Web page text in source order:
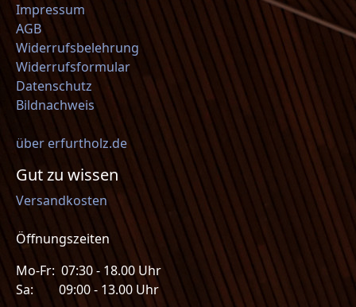
Impressum
AGB
Widerrufsbelehrung
Widerrufsformular
Datenschutz
Bildnachweis
über erfurtholz.de
Gut zu wissen
Versandkosten
Öffnungszeiten
Mo-Fr: 07:30 - 18.00 Uhr
Sa: 09:00 - 13.00 Uhr